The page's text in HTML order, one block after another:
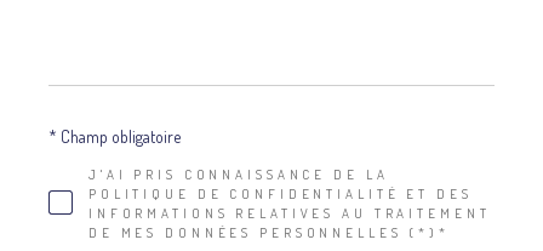
J'AI PRIS CONNAISSANCE DE LA
POLITIQUE DE CONFIDENTIALITÉ ET DES
INFORMATIONS RELATIVES AU TRAITEMENT
DE MES DONNÉES PERSONNELLES (*)*
* Champ obligatoire